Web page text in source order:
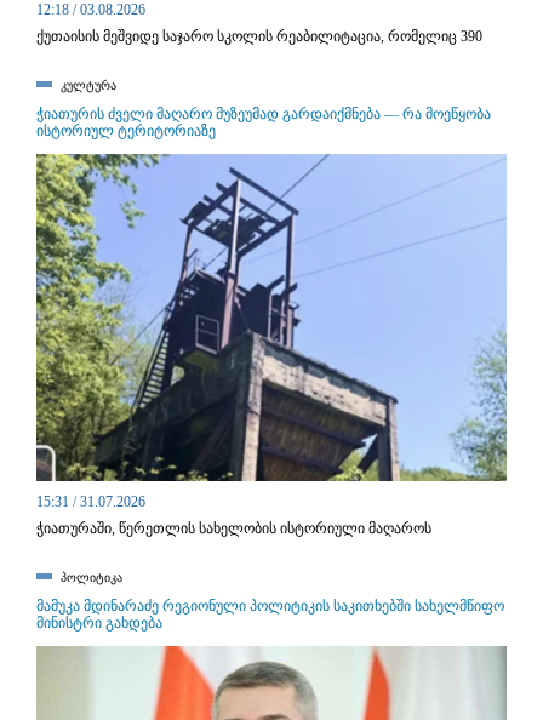
12:18 / 03.08.2026
ქუთაისის მეშვიდე საჯარო სკოლის რეაბილიტაცია, რომელიც 390
კულტურა
ჭიათურის ძველი მაღარო მუზეუმად გარდაიქმნება — რა მოეწყობა
ისტორიულ ტერიტორიაზე
15:31 / 31.07.2026
ჭიათურაში, წერეთლის სახელობის ისტორიული მაღაროს
პოლიტიკა
მამუკა მდინარაძე რეგიონული პოლიტიკის საკითხებში სახელმწიფო
მინისტრი გახდება